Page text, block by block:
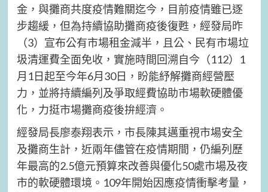
金，與攤商共度疫情難關迄今，目前疫情雖已逐
步趨緩，但為持續協助攤商疫後復甦，經發局昨
（3）宣布公有市場租金減半，且公、民有市場垃
圾清運費全面免收，實施時間回溯自今（112）1
月1日起至今年6月30日，盼能紓解攤商經營壓
力，並將持續編列及爭取經費協助市場軟硬體優
化，力挺市場攤商疫後拚經濟。
經發局長廖泰翔表示，市長陳其邁重視市場安全
及攤商生計，近兩年儘管在疫情期間，仍編列歷
年最高的2.5億元預算來改善與優化50處市場及夜
市的軟硬體環境。109年開始因應疫情衝擊考量，